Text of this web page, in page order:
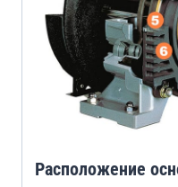
Расположение